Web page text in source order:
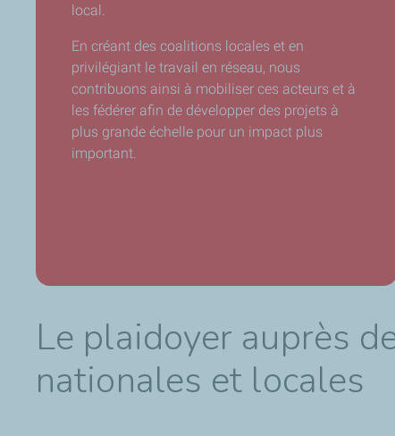
local.
En créant des coalitions locales et en
privilégiant le travail en réseau, nous
contribuons ainsi à mobiliser ces acteurs et à
les fédérer afin de développer des projets à
plus grande échelle pour un impact plus
important.
Le plaidoyer auprès
nationales et locales